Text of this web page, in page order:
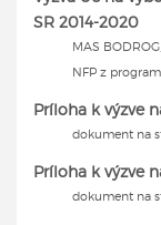
SR 2014-2020
MAS
NFP z
Príloha k výzve
dokument na
Príloha k výzve
dokument na